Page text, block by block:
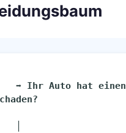
➡️ Ihr Auto hat einen